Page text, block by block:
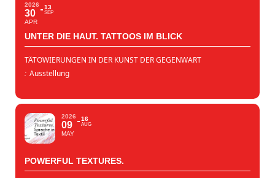
2026
30
APR
13
SEP
UNTER DIE HAUT. TATTOOS IM BLICK
TÄTOWIERUNGEN IN DER KUNST DER GEGENWART
: Ausstellung
2026
09
MAY
16
AUG
POWERFUL TEXTURES.